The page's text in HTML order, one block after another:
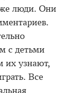
люди. Они
с детьми
их узнают,
Все